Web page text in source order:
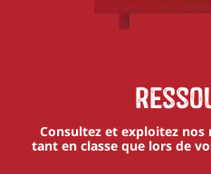
Consultez et exploitez nos
tant en classe que lors de